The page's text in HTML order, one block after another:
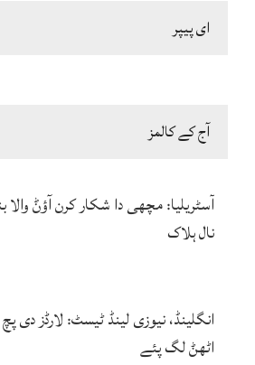
ای پیپر
آج کے کالمز
آسٹریلیا: مچھی دا شکار کرن آؤݨ
نال ہلاک
انگلینڈ، نیوزی لینڈ ٹیسٹ: لارڈز دی
اٹھݨ لگ پئے